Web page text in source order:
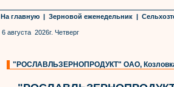
На главную | Зерновой еженедельник |
6 августа 2026г. Четверг
"РОСЛАВЛЬЗЕРНОПРОДУКТ" ОАО,